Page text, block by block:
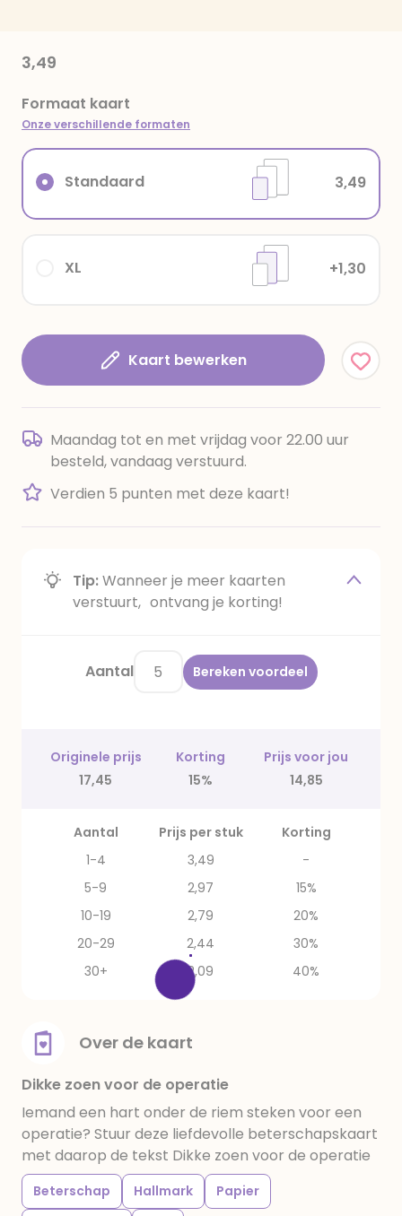
3,49
Formaat kaart
Onze verschillende formaten
XL +1,30
Standaard 3,49
Kaart bewerken
Maandag tot en met vrijdag voor 22.00 uur
besteld, vandaag verstuurd.
Verdien 5 punten met deze kaart!
Tip:Wanneer je meer kaarten
verstuurt, ontvang je korting!
Aantal Bereken voordeel
Originele prijs Korting
Prijs voor jou
17,45
15% 14,85
Aantal Prijs per stuk
Korting
1-4
3,49
-
5-9
2,97
15%
10-19
2,79
20%
20-29
2,44
30%
30+
2,09 40%
Over de kaart
Dikke zoen voor de operatie
Iemand een hart onder de riem steken voor een
operatie? Stuur deze liefdevolle beterschapskaart
met daarop de tekst Dikke zoen voor de operatie
Beterschap Hallmark
Papier